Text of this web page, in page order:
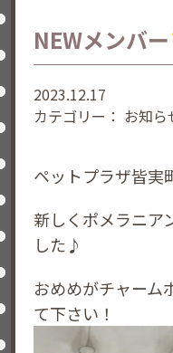
NEWメンバー
2023.12.17
カテゴリー： お知ら
ペットプラザ皆実
新しくポメラニア
した♪
おめめがチャーム
て下さい！